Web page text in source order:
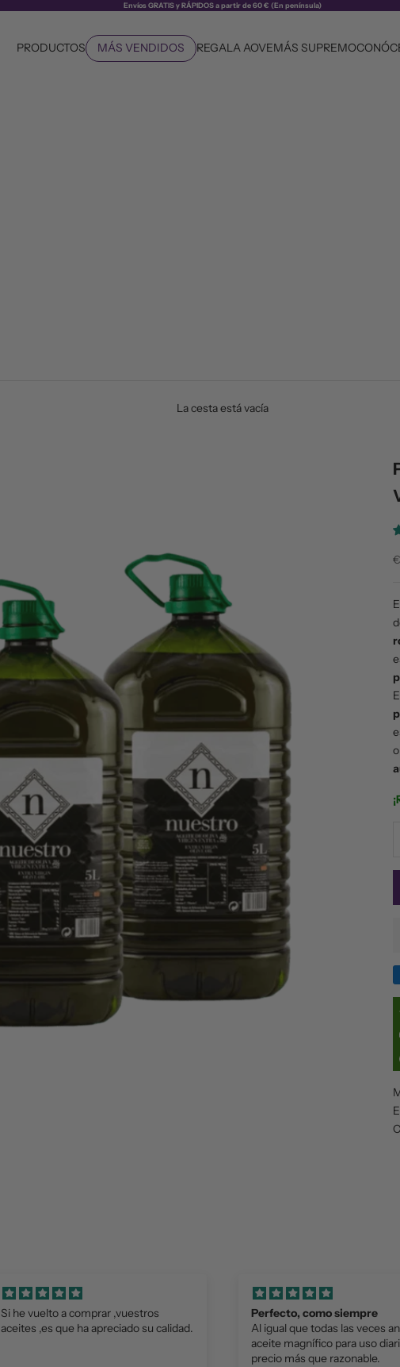
Envíos GRATIS y RÁPIDOS a partir de 60 € (En península)
PRODUCTOS
MÁS VENDIDOS REGALA AOVEMÁS SUPREMO
La cesta está vacía
Si he vuelto a comprar ,vuestros
aceites ,es que ha apreciado su calidad.
Perfecto, como siempre
Al igual que todas las veces
aceite magnífico para uso
precio más que razonable.